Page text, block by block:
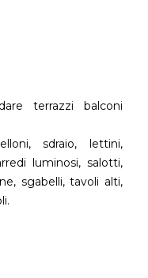
terrazzi balconi
sdraio, lettini,
luminosi, salotti,
sgabelli, tavoli alti,